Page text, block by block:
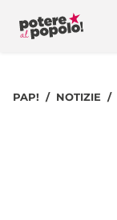
PAP! NOTIZIE